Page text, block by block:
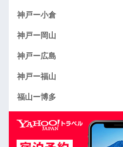
神戸ー小倉
神戸ー岡山
神戸ー広島
神戸ー福山
福山ー博多